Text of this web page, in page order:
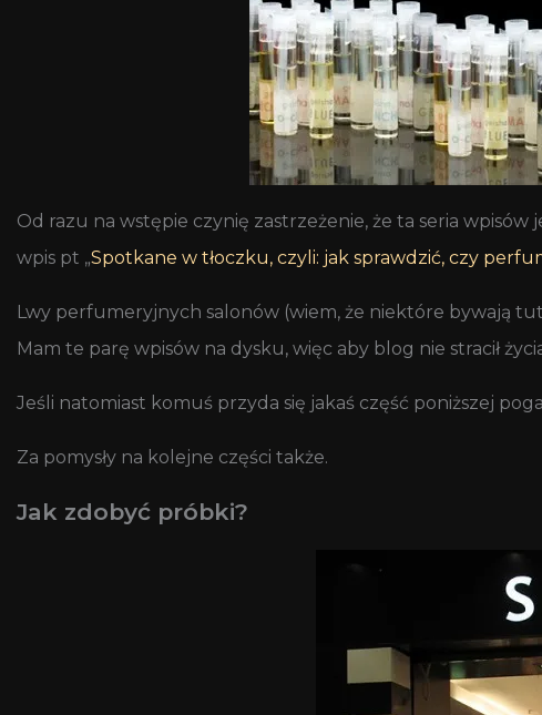
Od razu na wstępie czynię zastrzeżenie, że ta seria wpisów
wpis pt „Spotkane w tłoczku, czyli: jak sprawdzić, czy
Lwy perfumeryjnych salonów (wiem, że niektóre bywają
Mam te parę wpisów na dysku, więc aby blog nie stracił
Jeśli natomiast komuś przyda się jakaś część poniższej
Za pomysły na kolejne części także.
Jak zdobyć próbki?